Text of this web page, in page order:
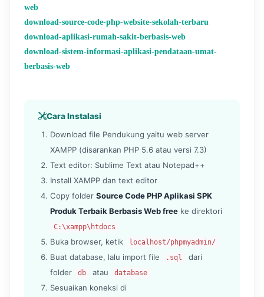
web
download-source-code-php-website-sekolah-terbaru
download-aplikasi-rumah-sakit-berbasis-web
download-sistem-informasi-aplikasi-pendataan-umat-
berbasis-web
Cara Instalasi
Download file Pendukung yaitu web server
XAMPP (disarankan PHP 5.6 atau versi 7.3)
Text editor: Sublime Text atau Notepad++
Install XAMPP dan text editor
Copy folder Source Code PHP Aplikasi SPK
Produk Terbaik Berbasis Web free ke direktori
C:\xampp\htdocs
Buka browser, ketik localhost/phpmyadmin/
Buat database, lalu import file .sql
dari
folder
db atau database
Sesuaikan koneksi di